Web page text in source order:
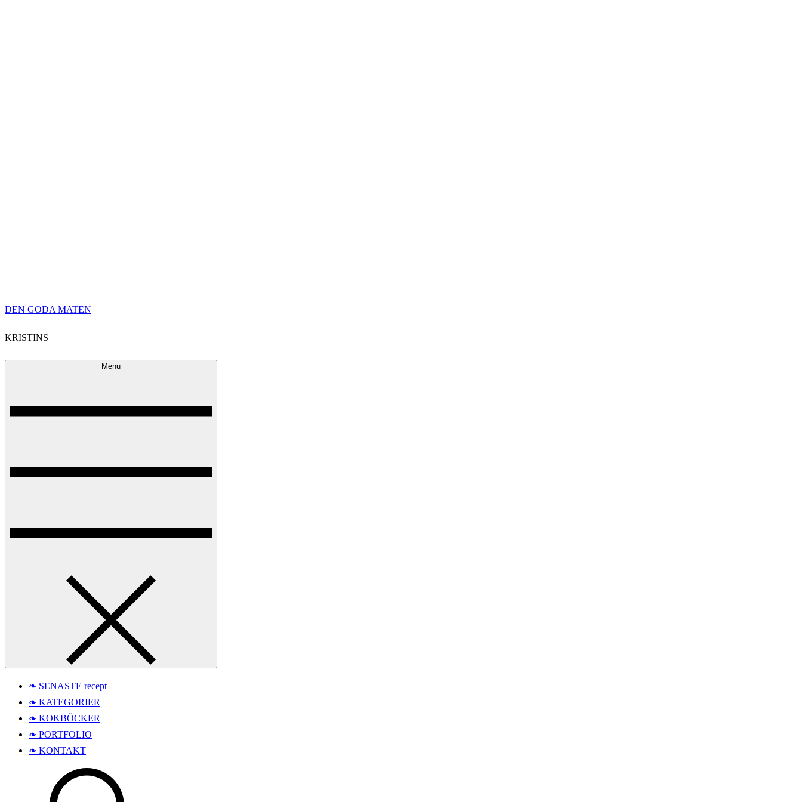
Skip
content
DEN GODA MATEN
KRISTINS
Menu
❧ SENASTE recept
❧ KATEGORIER
❧ KOKBÖCKER
❧ PORTFOLIO
❧ KONTAKT